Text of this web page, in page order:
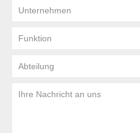
Unternehmen
Funktion
Abteilung
Ihre